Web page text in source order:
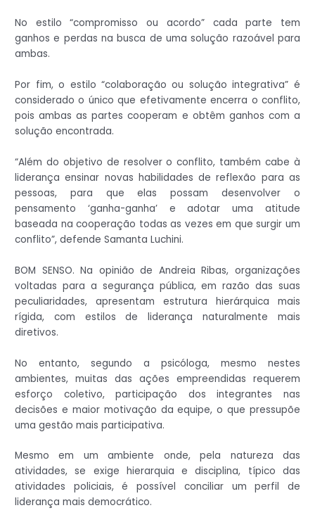
No estilo “compromisso ou acordo” cada parte tem
ganhos e perdas na busca de uma solução razoável para
ambas.
Por fim, o estilo “colaboração ou solução integrativa” é
considerado o único que efetivamente encerra o conflito,
pois ambas as partes cooperam e obtêm ganhos com a
solução encontrada.
“Além do objetivo de resolver o conflito, também cabe à
liderança ensinar novas habilidades de reflexão para as
pessoas, para que elas possam desenvolver o
pensamento ‘ganha-ganha’ e adotar uma atitude
baseada na cooperação todas as vezes em que surgir um
conflito”, defende Samanta Luchini.
BOM SENSO. Na opinião de Andreia Ribas, organizações
voltadas para a segurança pública, em razão das suas
peculiaridades, apresentam estrutura hierárquica mais
rígida, com estilos de liderança naturalmente mais
diretivos.
No entanto, segundo a psicóloga, mesmo nestes
ambientes, muitas das ações empreendidas requerem
esforço coletivo, participação dos integrantes nas
decisões e maior motivação da equipe, o que pressupõe
uma gestão mais participativa.
Mesmo em um ambiente onde, pela natureza das
atividades, se exige hierarquia e disciplina, típico das
atividades policiais, é possível conciliar um perfil de
liderança mais democrático.